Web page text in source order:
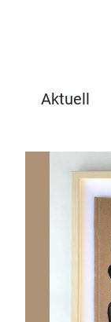
Aktuell